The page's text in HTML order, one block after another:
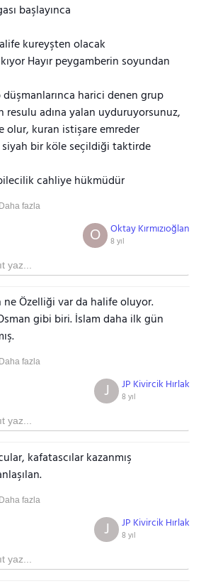
başlayınca
kureyşten olacak
Hayır peygamberin soyundan
harici denen grup
resulu adına yalan uyduruyorsunuz,
olur, kuran istişare emreder
bir köle seçildiği taktirde
cahliye hükmüdür
Daha fazla
Oktay Kırmızıoğlan
8 yıl
O
Özelliği var da halife oluyor.
gibi biri. İslam daha ilk gün
Daha fazla
JP Kivircik Hırlak
8 yıl
J
kafatascılar kazanmış
Daha fazla
JP Kivircik Hırlak
8 yıl
J